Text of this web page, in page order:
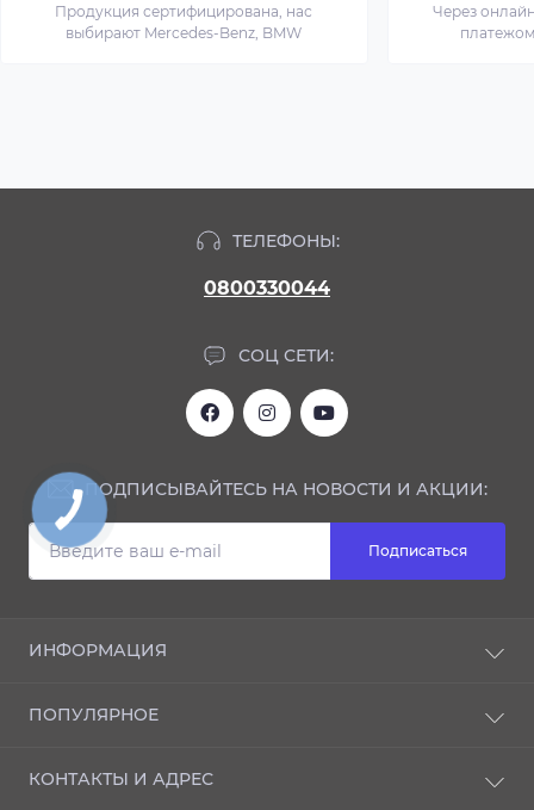
Продукция сертифицирована, нас
выбирают Mercedes-Benz, BMW
Через
ТЕЛЕФОНЫ:
0800330044
СОЦ СЕТИ:
ПОДПИСЫВАЙТЕСЬ НА НОВОСТИ И АКЦИИ:
Подписаться
ИНФОРМАЦИЯ
Отзывы
Доставка и оплата
ПОПУЛЯРНОЕ
ИНТЕРЬЕР
КОНТАКТЫ И АДРЕС